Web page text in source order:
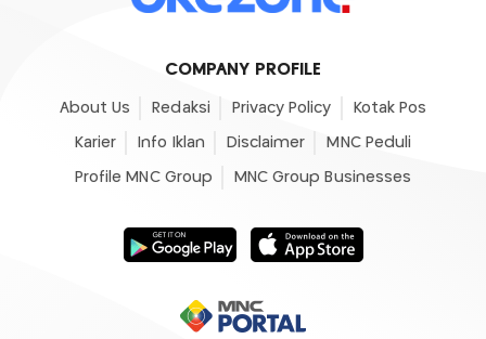
COMPANY PROFILE
About Us Redaksi Privacy Policy Kotak Pos
Karier Info Iklan Disclaimer MNC Peduli
Profile MNC Group MNC Group Businesses